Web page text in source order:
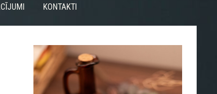
KONTAKTI